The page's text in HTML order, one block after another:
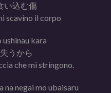
い込む傷
scavino il corpo
ushinau kara
うから
che mi stringono.
na negai mo ubaisaru